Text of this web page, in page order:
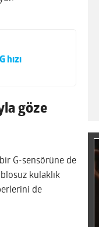
hızı
göze
G-sensörüne de
kulaklık
de